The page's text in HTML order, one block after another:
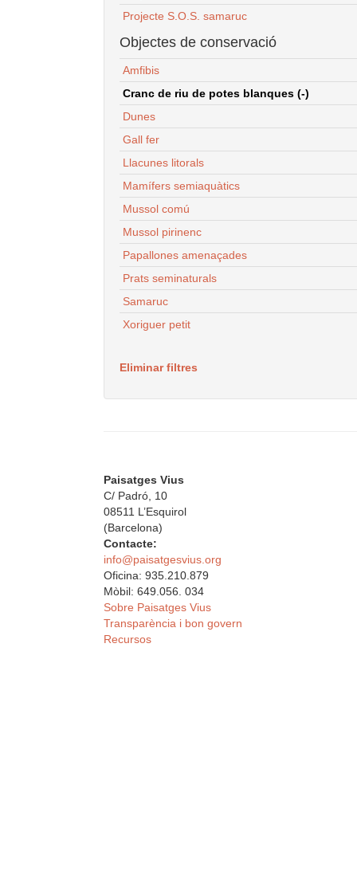
Projecte S.O.S. samaruc
Objectes de conservació
Amfibis
Cranc de riu de potes blanques (-)
Dunes
Gall fer
Llacunes litorals
Mamífers semiaquàtics
Mussol comú
Mussol pirinenc
Papallones amenaçades
Prats seminaturals
Samaruc
Xoriguer petit
Eliminar filtres
Paisatges Vius
C/ Padró, 10
08511 L’Esquirol
(Barcelona)
Contacte:
info@paisatgesvius.org
Oficina: 935.210.879
Mòbil: 649.056. 034
Sobre Paisatges Vius
Transparència i bon govern
Recursos